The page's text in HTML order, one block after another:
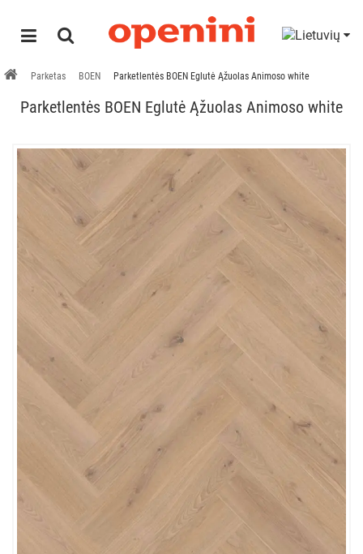
Parketas BOEN Parketlentės BOEN Eglutė Ąžuolas Animoso white
Parketlentės BOEN Eglutė Ąžuolas Animoso white